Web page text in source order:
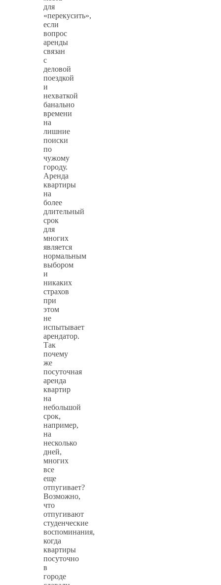
для
«перекусить»,
если
вопрос
аренды
связан
с
деловой
поездкой
и
нехваткой
банально
времени
на
лишние
поиски
по
чужому
городу.
Аренда
квартиры
на
более
длительный
срок
для
многих
является
нормальным
выбором
и
никаких
страхов
при
этом
не
испытывает
арендатор.
Так
почему
же
посуточная
аренда
квартир
на
небольшой
срок,
например,
на
несколько
дней,
многих
все
еще
отпугивает?
Возможно,
что
отпугивают
студенческие
воспоминания,
когда
квартиры
посуточно
в
городе